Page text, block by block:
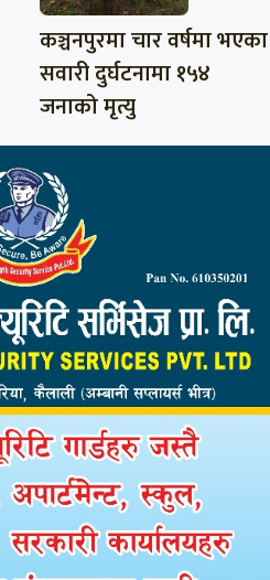
कञ्चनपुरमा चार वर्षमा भएका
सवारी दुर्घटनामा १५४
जनाको मृत्यु